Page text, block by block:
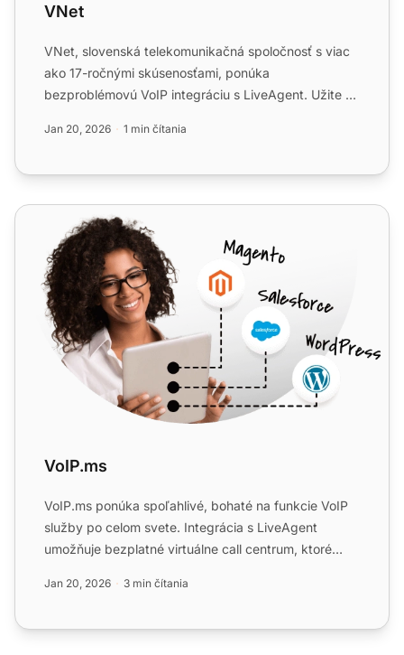
VNet
VNet, slovenská telekomunikačná spoločnosť s viac
ako 17-ročnými skúsenosťami, ponúka
bezproblémovú VoIP integráciu s LiveAgent. Užite si
Jan 20, 2026 1 min čítania
VoIP.ms
VoIP.ms
VoIP.ms ponúka spoľahlivé, bohaté na funkcie VoIP
služby po celom svete. Integrácia s LiveAgent
umožňuje bezplatné virtuálne call centrum, ktoré
Jan 20, 2026 3 min čítania